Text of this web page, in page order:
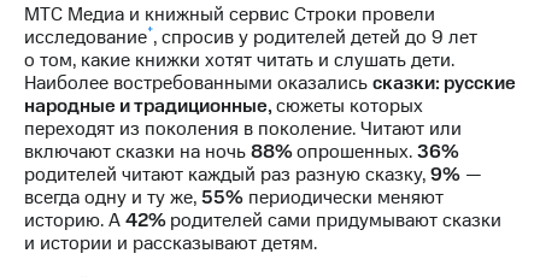
Интервью
Финансовая
отчетность
Контакты
Новости
в
регионе
МТС Медиа и книжный сервис Строки провели
исследование*, спросив у родителей детей до 9 лет
о том, какие книжки хотят читать и слушать дети.
Наиболее востребованными оказалисьсказки: русские
народные и традиционные,сюжеты которых
переходят из поколения в поколение. Читают или
включают сказки на ночь88%опрошенных.36%
родителей читают каждый раз разную сказку,9% —
всегда одну и ту же,55% периодически меняют
историю. А42%родителей сами придумывают сказки
и истории и рассказывают детям.